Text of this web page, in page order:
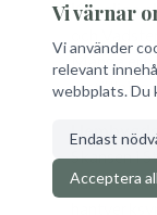
Kungliga
Många
Skansen i
hur
Vi värnar
Vi använder
relevant
webbplats. Du
Endast
Acceptera